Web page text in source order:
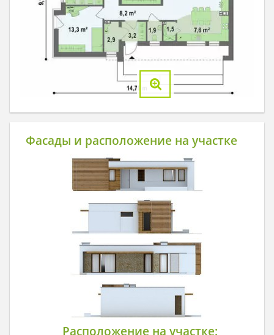
Фасады и расположение на участке
Расположение на участке: